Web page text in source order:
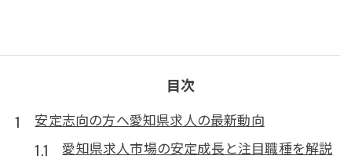
目次
安定志向の方へ愛知県求人の最新動向
愛知県求人市場の安定成長と注目職種を解説